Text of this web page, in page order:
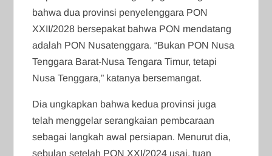
bahwa dua provinsi penyelenggara PON
XXII/2028 bersepakat bahwa PON mendatang
adalah PON Nusatenggara. “Bukan PON Nusa
Tenggara Barat-Nusa Tengara Timur, tetapi
Nusa Tenggara,” katanya bersemangat.
Dia ungkapkan bahwa kedua provinsi juga
telah menggelar serangkaian pembcaraan
sebagai langkah awal persiapan. Menurut dia,
sebulan setelah PON XXI/2024 usai, tuan